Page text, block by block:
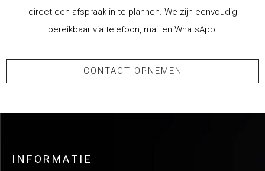
direct een afspraak in te plannen. We zijn eenvoudig
bereikbaar via telefoon, mail en WhatsApp.
CONTACT OPNEMEN
INFORMATIE